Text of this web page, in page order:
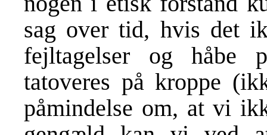
sag over tid, hvis det
fejltagelser og håbe
tatoveres på kroppe
påmindelse om, at vi